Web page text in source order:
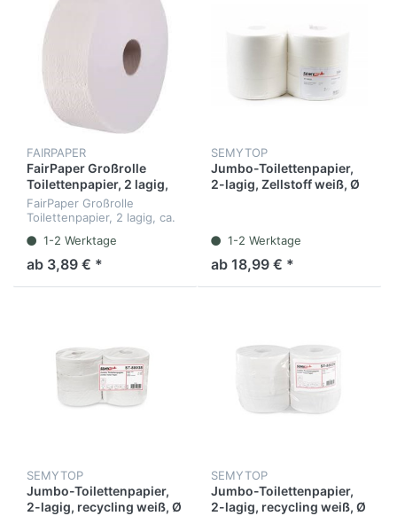
FAIRPAPER
FairPaper Großrolle
Toilettenpapier, 2 lagig,
ca. 300 mtr, Zellstoff,
flächengeprägt,
Rollen/VE
FairPaper Großrolle
Toilettenpapier, 2 lagig, ca.
1-2 Werktage
ab 3,89 € *
SEMYTOP
Jumbo-Toilettenpapier,
2-lagig, Zellstoff weiß, Ø
1-2 Werktage
ab 18,99 € *
SEMYTOP
Jumbo-Toilettenpapier,
2-lagig, recycling weiß, Ø
SEMYTOP
Jumbo-Toilettenpapier,
2-lagig, recycling weiß, Ø